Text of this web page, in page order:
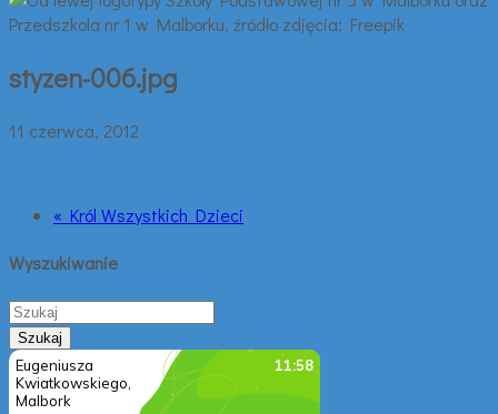
styzen-006.jpg
11 czerwca, 2012
« Król Wszystkich Dzieci
Wyszukiwanie